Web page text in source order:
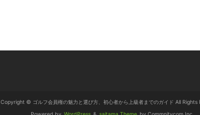
Copyright © ゴルフ会員権の魅力と選び方、初心者から上級者までのガイド All Rights